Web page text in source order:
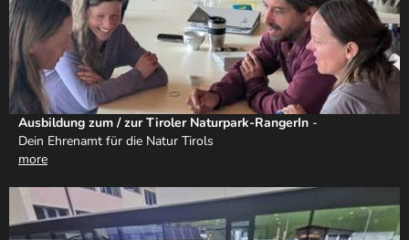
Ausbildung zum / zur Tiroler Naturpark-RangerIn -
Dein Ehrenamt für die Natur Tirols
more